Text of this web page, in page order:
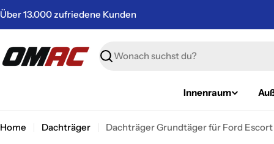
Zum
Inhalt
Über 13.000 zufriedene Kunden
Suchen
Innenraum
Home Dachträger Dachträger Grundtäger für Ford